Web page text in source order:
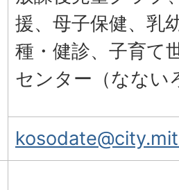
援、母子保健、乳
種・健診、子育て
センター（なない